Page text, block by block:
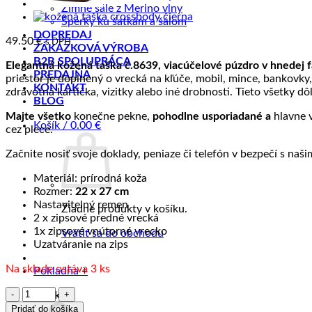
Zimné šále z Merino vlny
Šperky ku šatkám a šálom
DOPREDAJ
ZÁKAZKOVÁ VÝROBA
B2B SPOLUPRÁCA
PREDAJŇA
KONTAKT
BLOG
Košík / 0.00 €
Žiadne produkty v košíku.
Vrátiť sa do obchodu
Pokladňa +
Košík
49.50€ s DPH
Elegantná kožená taška č.8639, viacúčelové púzdro v hnedej
priestor je doplnený o vrecká na kľúče, mobil, mince,
zdravotná kartička, vizitky alebo iné drobnosti. Tieto všetky
Majte všetko konečne pekne, pohodlne usporiadané a hlavne
cez plece.
Začnite nosiť svoje doklady, peniaze či telefón v bezpečí s
Materiál: prírodná koža
Rozmer:22 x 27 cm
Nastavitelný remen
2 x zipsové predné vrecká
1x zipsové vnútorné vrecko
Uzatváranie na zips
Na sklade ostáva 3 ks
množstvo
Elegantná
Pridať do košíka